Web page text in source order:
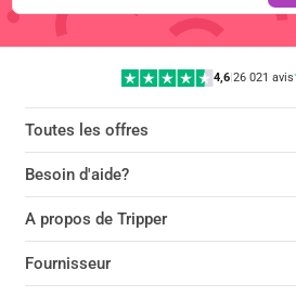
4,6 |26 021 avis
Toutes les offres
Besoin d'aide?
A propos de Tripper
Fournisseur